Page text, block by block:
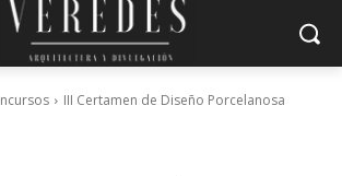
III Certamen de Diseño Porcelanosa